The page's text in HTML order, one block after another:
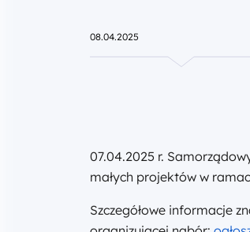
08.04.2025
07.04.2025 r.
małych projektów w
Szczegółowe informacje